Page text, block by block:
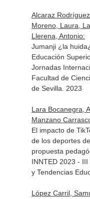
Alcaraz
Moreno, Laura,
Llerena, Antonio:
Jumanji ¿la
Educación
Jornadas
Facultad de
de Sevilla. 2023
Lara Bocanegra,
Manzano
El impacto de
de los deportes
propuesta
INNTED 2023 -
y Tendencias
López Carril,